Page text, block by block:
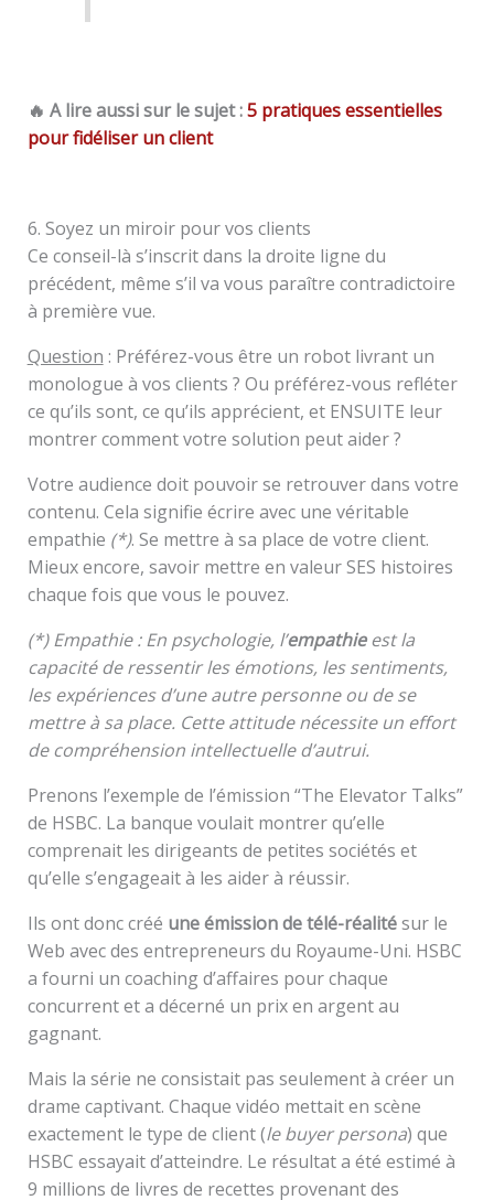
🔥 A lire aussi sur le sujet :5 pratiques essentielles
pour fidéliser un client
6. Soyez un miroir pour vos clients
Ce conseil-là s’inscrit dans la droite ligne du
précédent, même s’il va vous paraître contradictoire
à première vue.
Question : Préférez-vous être un robot livrant un
monologue à vos clients ? Ou préférez-vous refléter
ce qu’ils sont, ce qu’ils apprécient, et ENSUITE leur
montrer comment votre solution peut aider ?
Votre audience doit pouvoir se retrouver dans votre
contenu. Cela signifie écrire avec une véritable
empathie (*). Se mettre à sa place de votre client.
Mieux encore, savoir mettre en valeur SES histoires
chaque fois que vous le pouvez.
(*) Empathie : En psychologie, l’empathieest la
capacité de ressentir les émotions, les sentiments,
les expériences d’une autre personne ou de se
mettre à sa place. Cette attitude nécessite un effort
de compréhension intellectuelle d’autrui.
Prenons l’exemple de l’émission “The Elevator Talks”
de HSBC. La banque voulait montrer qu’elle
comprenait les dirigeants de petites sociétés et
qu’elle s’engageait à les aider à réussir.
Ils ont donc créé une émission de télé-réalitésur le
Web avec des entrepreneurs du Royaume-Uni. HSBC
a fourni un coaching d’affaires pour chaque
concurrent et a décerné un prix en argent au
gagnant.
Mais la série ne consistait pas seulement à créer un
drame captivant. Chaque vidéo mettait en scène
exactement le type de client (le buyer persona) que
HSBC essayait d’atteindre. Le résultat a été estimé à
9 millions de livres de recettes provenant des